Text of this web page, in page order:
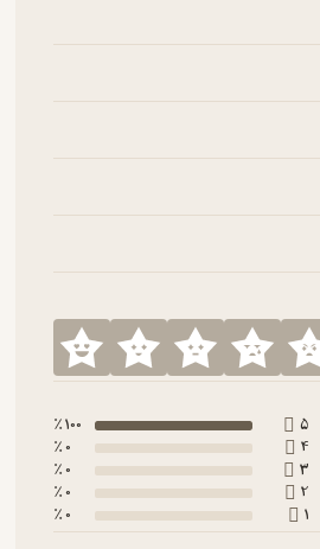
5
100 ٪
4
0 ٪
3
0 ٪
2
0 ٪
1
0 ٪